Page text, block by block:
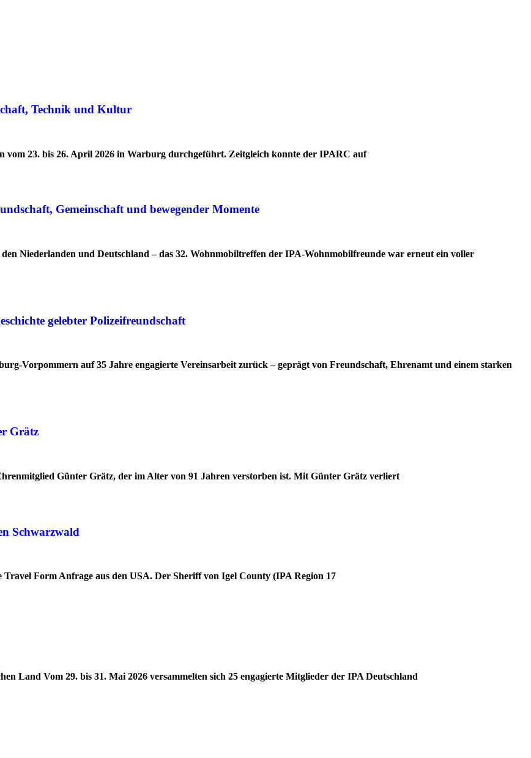
Technik und Kultur
vom 23. bis 26. April 2026 in Warburg durchgeführt. Zeitgleich konnte der IPARC auf
Gemeinschaft und bewegender Momente
Niederlanden und Deutschland – das 32. Wohnmobiltreffen der IPA-Wohnmobilfreunde war erneut ein voller
gelebter Polizeifreundschaft
Vorpommern auf 35 Jahre engagierte Vereinsarbeit zurück – geprägt von Freundschaft, Ehrenamt und einem starken
Grätz
Günter Grätz, der im Alter von 91 Jahren verstorben ist. Mit Günter Grätz verliert
Schwarzwald
Form Anfrage aus den USA. Der Sheriff von Igel County (IPA Region 17
Land Vom 29. bis 31. Mai 2026 versammelten sich 25 engagierte Mitglieder der IPA Deutschland